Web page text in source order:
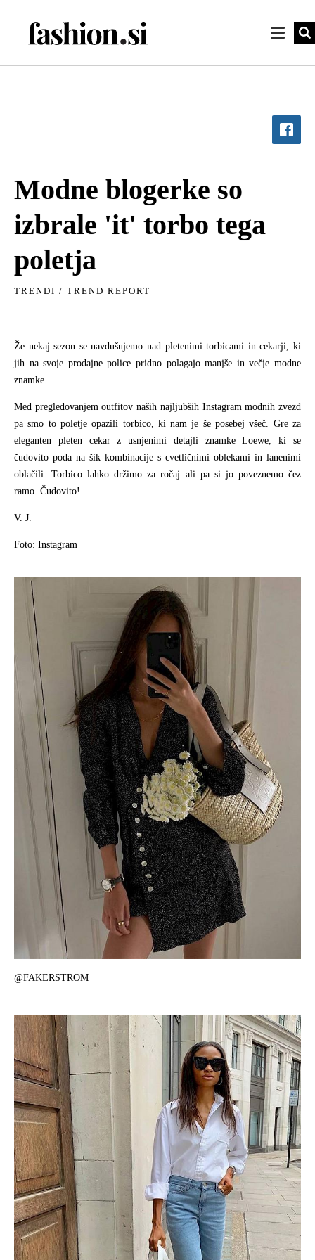
Modne blogerke so
izbrale 'it' torbo tega
poletja
TRENDI / TREND REPORT
Že nekaj sezon se navdušujemo nad pletenimi torbicami in cekarji, ki
jih na svoje prodajne police pridno polagajo manjše in večje modne
znamke.
Med pregledovanjem outfitov naših najljubših Instagram modnih zvezd
pa smo to poletje opazili torbico, ki nam je še posebej všeč. Gre za
eleganten pleten cekar z usnjenimi detajli znamke Loewe, ki se
čudovito poda na šik kombinacije s cvetličnimi oblekami in lanenimi
oblačili. Torbico lahko držimo za ročaj ali pa si jo poveznemo čez
ramo. Čudovito!
V. J.
Foto: Instagram
@FAKERSTROM